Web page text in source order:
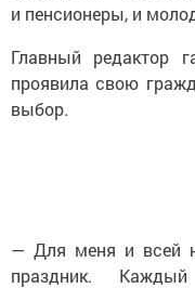
и пенсионеры, и
Главный редактор
проявила свою
выбор.
— Для меня и всей
праздник.